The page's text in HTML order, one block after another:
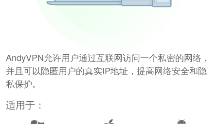
AndyVPN允许用户通过互联网访问一个私密的网络，
并且可以隐匿用户的真实IP地址，提高网络安全和隐
私保护。
适用于：